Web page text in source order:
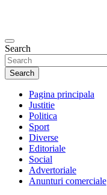
Search
Search
Pagina principala
Justitie
Politica
Sport
Diverse
Editoriale
Social
Advertoriale
Anunturi comerciale